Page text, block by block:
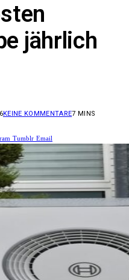
jährlich
KEINE KOMMENTARE7 MINS
Tumblr Email